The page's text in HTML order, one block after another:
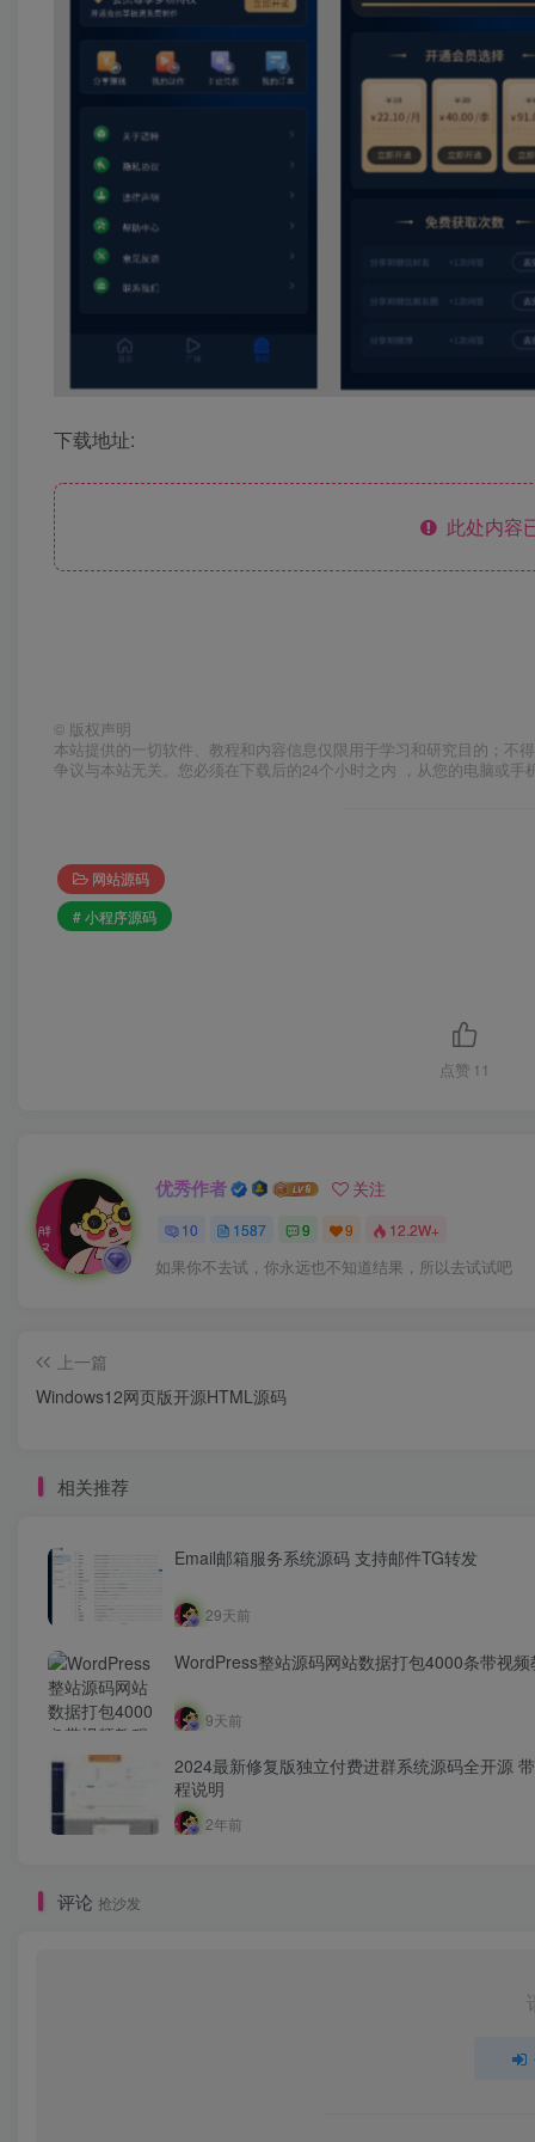
下载地址:
此处内容
© 版权声明
本站提供的一切软件、教程和内容信息仅限用于学习和研究目的；
争议与本站无关。您必须在下载后的24个小时之内 ，从您的电脑或手
网站源码
# 小程序源码
点赞 11
优秀作者 关注
10 1587 9 9 12.2W+
如果你不去试，你永远也不知道结果，所以去试试吧
上一篇
Windows12网页版开源HTML源码
相关推荐
Email邮箱服务系统源码 支持邮件TG转发
29天前
WordPress整站源码网站数据打包4000条带视频
9天前
2024最新修复版独立付费进群系统源码全开源
程说明
2年前
评论 抢沙发